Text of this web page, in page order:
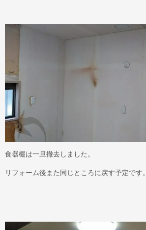
食器棚は一旦撤去しました。
リフォーム後また同じところに戻す予定です。